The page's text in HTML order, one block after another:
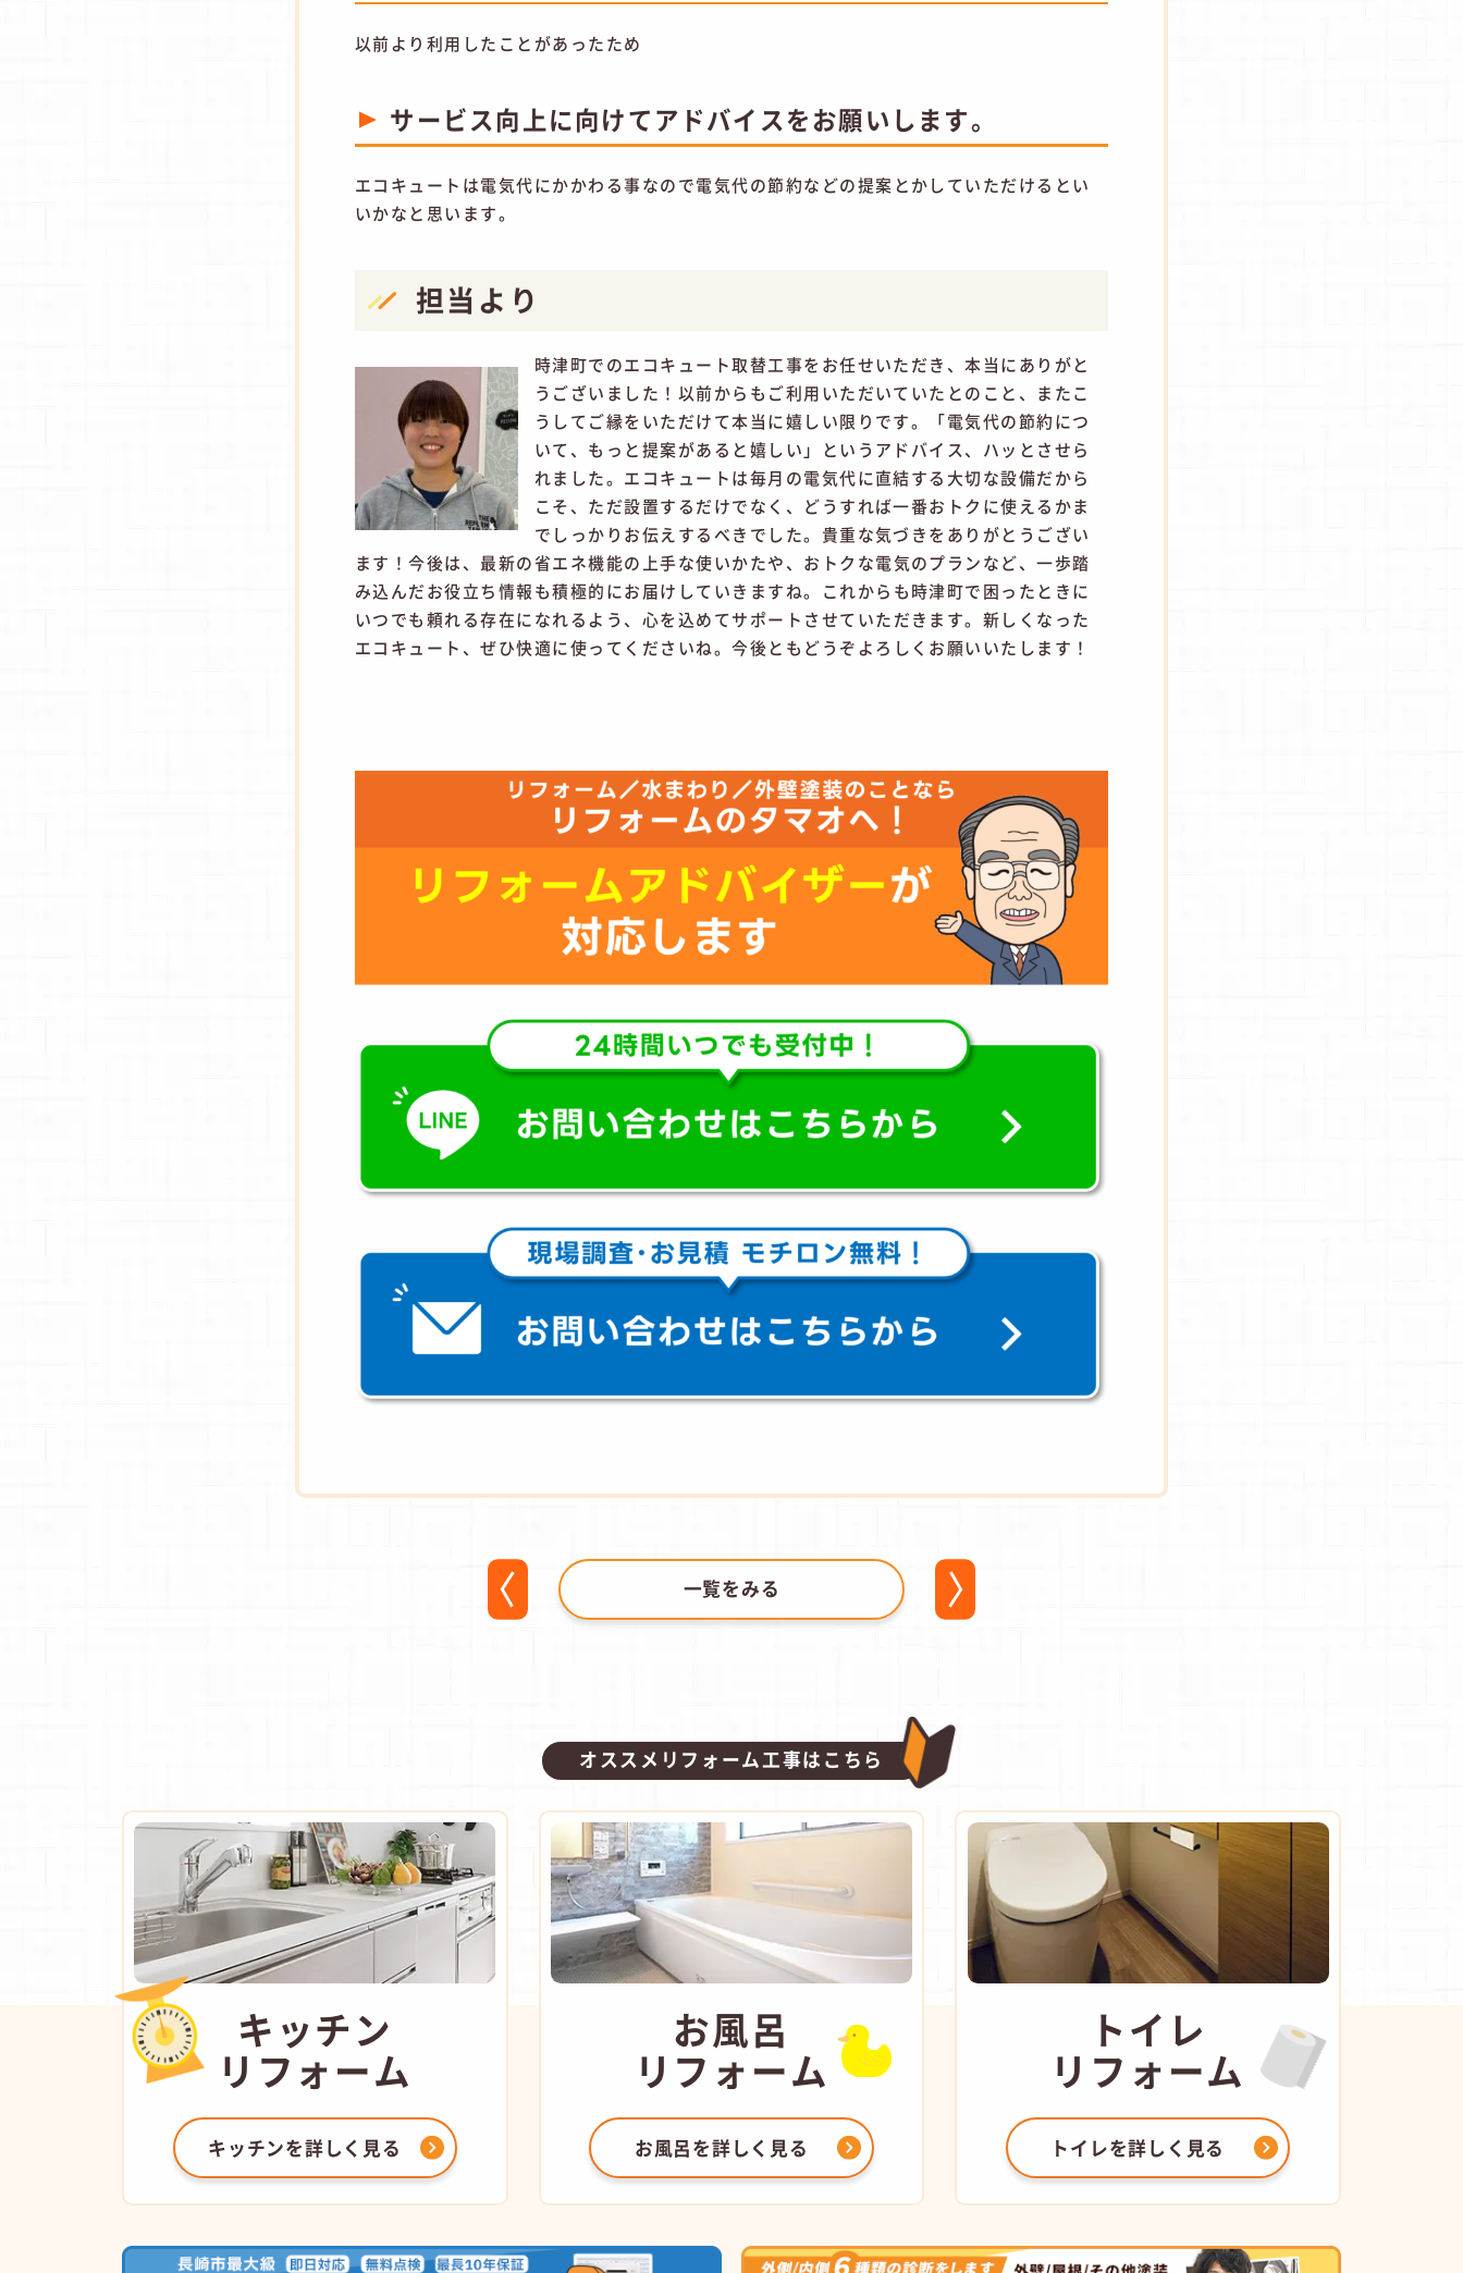
以前より利用したことがあったため
サービス向上に向けてアドバイスをお願いします。
エコキュートは電気代にかかわる事なので電気代の節約などの提案とかしていただけるとい
いかなと思います。
担当より
時津町でのエコキュート取替工事をお任せいただき、本当にありがと
うございました！以前からもご利用いただいていたとのこと、またこ
うしてご縁をいただけて本当に嬉しい限りです。「電気代の節約につ
いて、もっと提案があると嬉しい」というアドバイス、ハッとさせら
れました。エコキュートは毎月の電気代に直結する大切な設備だから
こそ、ただ設置するだけでなく、どうすれば一番おトクに使えるかま
でしっかりお伝えするべきでした。貴重な気づきをありがとうござい
ます！今後は、最新の省エネ機能の上手な使いかたや、おトクな電気のプランなど、一歩踏
み込んだお役立ち情報も積極的にお届けしていきますね。これからも時津町で困ったときに
いつでも頼れる存在になれるよう、心を込めてサポートさせていただきます。新しくなった
エコキュート、ぜひ快適に使ってくださいね。今後ともどうぞよろしくお願いいたします！
一覧をみる
オススメリフォーム工事はこちら
キッチン
リフォーム
キッチンを詳しく見る
お風呂
リフォーム
お風呂を詳しく見る
トイレ
リフォーム
トイレを詳しく見る